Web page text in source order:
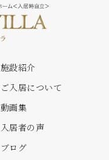
施設紹介
ご入居について
動画集
入居者の声
ブログ